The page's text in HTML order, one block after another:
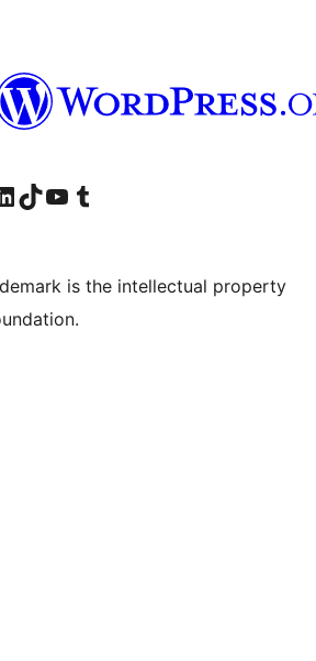
Facebook
account Instagram
il nostro account LinkedIn
Visita il nostro account TikTok
Visita il nostro canale YouTube
Visita il nostro account Tumblr
is the intellectual property